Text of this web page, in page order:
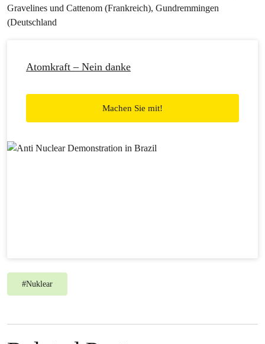
Gravelines und Cattenom (Frankreich), Gundremmingen
(Deutschland
Atomkraft – Nein danke
Machen Sie mit!
#Nuklear